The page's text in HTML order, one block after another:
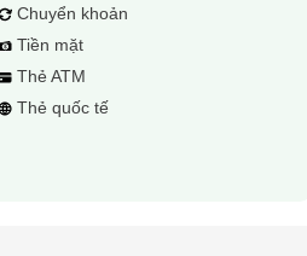
Chuyển khoản
Tiền mặt
Thẻ ATM
Thẻ quốc tế